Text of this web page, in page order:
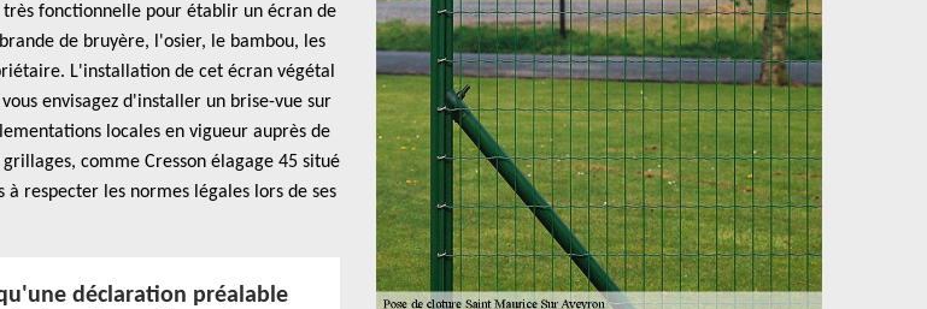
fonctionnelle pour établir un écran de
de bruyère, l'osier, le bambou, les
L'installation de cet écran végétal
envisagez d'installer un brise-vue sur
locales en vigueur auprès de
comme Cresson élagage 45 situé
respecter les normes légales lors de ses
déclaration préalable